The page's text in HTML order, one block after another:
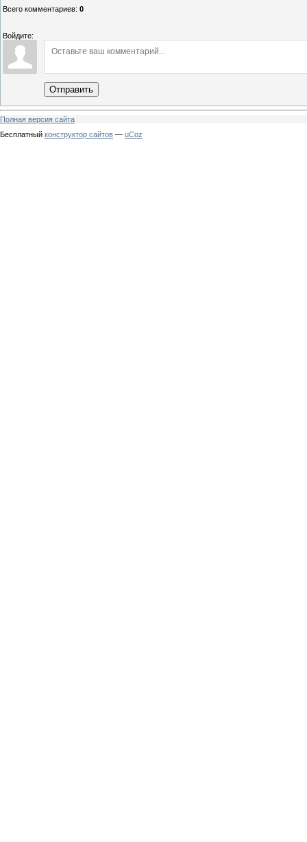
Всего комментариев: 0
Войдите:
Отправить
Полная версия сайта
Бесплатный конструктор сайтов — uCoz